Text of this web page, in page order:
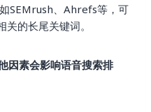
SEMrush、Ahrefs等，可
的长尾关键词。
因素会影响语音搜索排